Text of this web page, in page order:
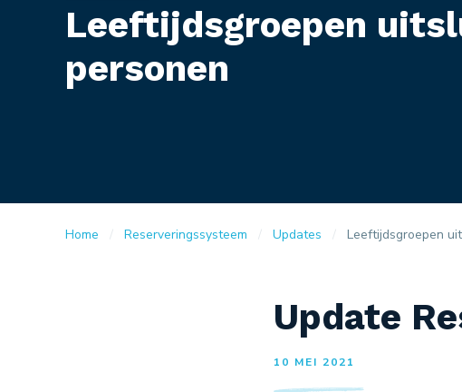
Leeftijdsgroepen
personen
Home Reserveringssysteem Updates Leeftijdsgroepen
Update
10 MEI 2021